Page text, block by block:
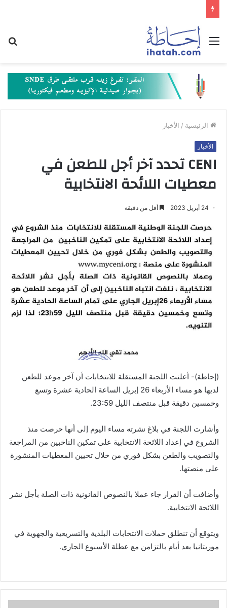
القائمة
الرئيسية / الأخبار
الأخبار
‏CENI تحدد آخر أجل للطعن في
معطيات اللائحة الانتخابية
24 أبريل 2023 أقل من دقيقة
(إحاطة)- أعلنت اللجنة المستقلة للانتخابات أن آخر موعد للطعن
لديها هو مساء الأربعاء 26 إبريل الساعة الحادية عشرة وتسع
وخمسين دقيقة قبل منتصف الليل 23:59.
وأشارت اللجنة في بلاغ نشرته مساء اليوم إلى أنها حرصت منذ
الشروع في إعداد اللائحة الانتخابية على تمكين الناخبين من المراجعة
والتصويب والطعن بشكل فوري من خلال تحيين المعطيات المنشورة
على منصتها.
وأضافت أن القرار جاء عملا بالنصوص القانونية ذات الصلة بأجل نشر
اللائحة الانتخابية.
ويتوقع أن تنطلق حملات الانتخابات البلدية والتسريعية والجهوية في
موريتانيا بعد أيام بالتزامن مع عطلة الأسبوع الجاري.